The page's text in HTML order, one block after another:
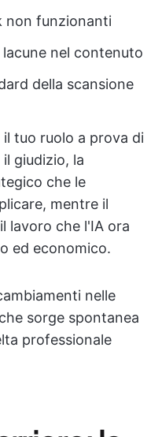
non funzionanti
nel contenuto
della scansione
tuo ruolo a prova di
giudizio, la
che le
mentre il
lavoro che l'IA ora
ed economico.
nelle
sorge spontanea
professionale